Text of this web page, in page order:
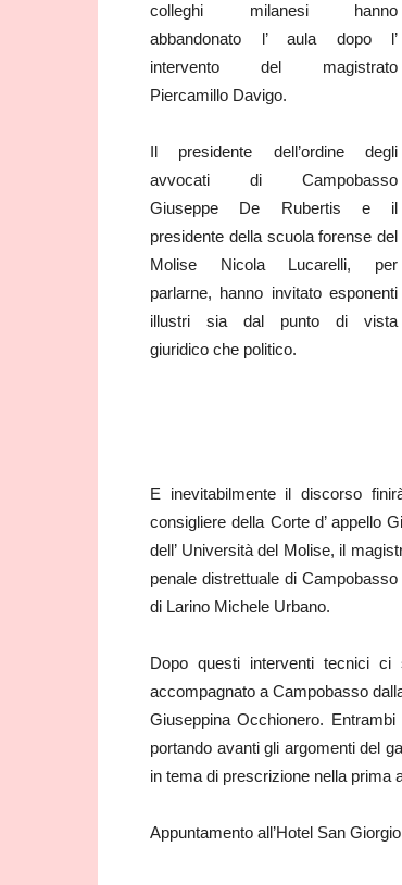
colleghi milanesi hanno
abbandonato l’ aula dopo l’
intervento del magistrato
Piercamillo Davigo.
Il presidente dell’ordine degli
avvocati di Campobasso
Giuseppe De Rubertis e il
presidente della scuola forense del
Molise Nicola Lucarelli, per
parlarne, hanno invitato esponenti
illustri sia dal punto di vista
giuridico che politico.
E inevitabilmente il discorso
consigliere della Corte d’ appello
dell’ Università del Molise, il
penale distrettuale di
di Larino Michele Urbano.
Dopo questi interventi tecnici ci
accompagnato a Campobasso
Giuseppina Occhionero.
portando avanti gli argomenti del
in tema di prescrizione nella prima
Appuntamento all’Hotel San